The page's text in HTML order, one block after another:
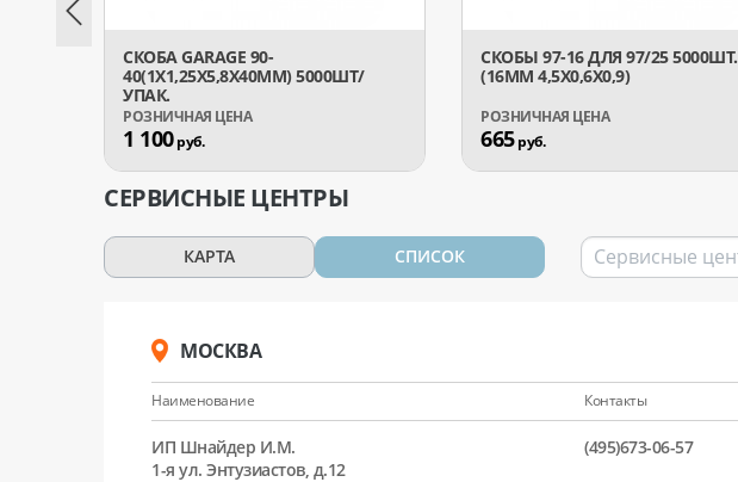
СКОБА GARAGE 90-
40(1Х1,25Х5,8Х40ММ) 5000ШТ/
УПАК.
1 100руб.
СКОБЫ 97-16 ДЛЯ 97/25 5000ШТ.
(16ММ 4,5Х0,6Х0,9)
665руб.
СЕРВИСНЫЕ ЦЕНТРЫ
КАРТА СПИСОК
МОСКВА
Наименование Контакты
ИП Шнайдер И.М.
1-я ул. Энтузиастов, д.12
(495)673-06-57